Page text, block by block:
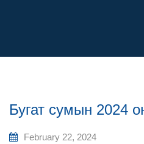
Бугат сумын 2024
February 22, 2024